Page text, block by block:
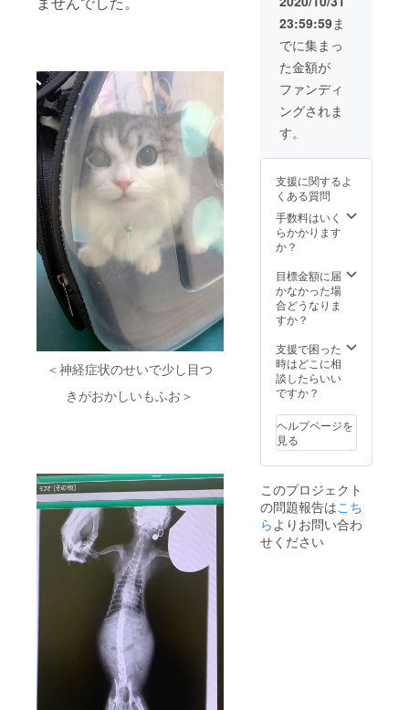
＜神経症状のせいで少し目つ
きがおかしいもふお＞
ます。
一部、
発注予
定の業
者様の
サンプ
ル画像
を加工
ていた
だいて
おりま
す。
ンスタ
グラム
風のデ
ザイン
で、
nyanst
agram(
にゃん
なって
す。 各
部文字
部分は
支援者
様のご
応じて
お好き
な文章
に変更
す。 飼
い主が
レー
ザー加
一点ず
つ作成
いたし
ます。
の際
に、ご
希望の
文を備
考欄に
23:59:59ま
でに集まっ
た金額が
ファンディ
ングされま
す。
支援に関するよ
くある質問
手数料はいく
らかかります
か？
目標金額に届
かなかった場
合どうなりま
すか？
支援で困った
時はどこに相
談したらいい
ですか？
ヘルプページを
見る
このプロジェクト
の問題報告はこち
らよりお問い合わ
せください